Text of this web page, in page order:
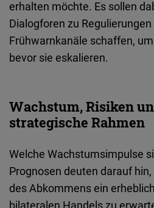
erhalten möchte. Es sollen
Dialogforen zu
Frühwarnkanäle schaffen,
bevor sie eskalieren.
Wachstum, Risiken
strategische Rahmen
Welche Wachstumsimpulse
Prognosen deuten darauf
des Abkommens ein
bilateralen Handels zu